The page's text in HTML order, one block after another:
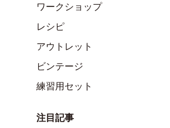
ワークショップ
レシピ
アウトレット
ビンテージ
練習用セット
注目記事